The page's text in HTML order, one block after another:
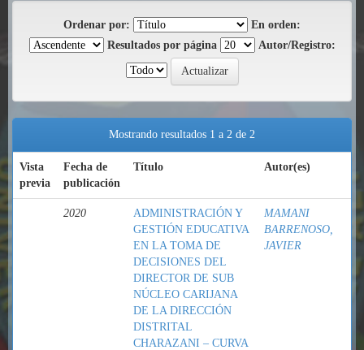
Ordenar por:
En orden:
Resultados por página
Autor/Registro:
Mostrando resultados 1 a 2 de 2
Vista
previa
Fecha de
publicación
Título Autor(es)
2020
ADMINISTRACIÓN Y
GESTIÓN EDUCATIVA
EN LA TOMA DE
DECISIONES DEL
DIRECTOR DE SUB
NÚCLEO CARIJANA
DE LA DIRECCIÓN
DISTRITAL
CHARAZANI – CURVA
MAMANI
BARRENOSO,
JAVIER